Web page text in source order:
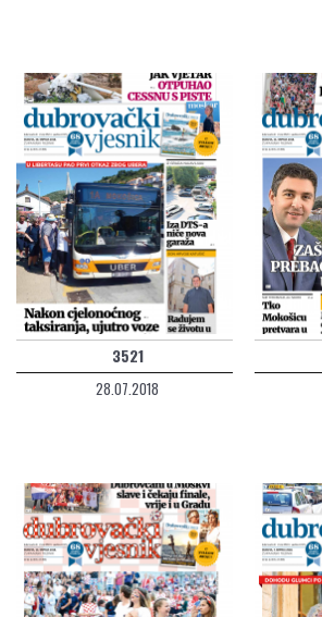
3521
28.07.2018